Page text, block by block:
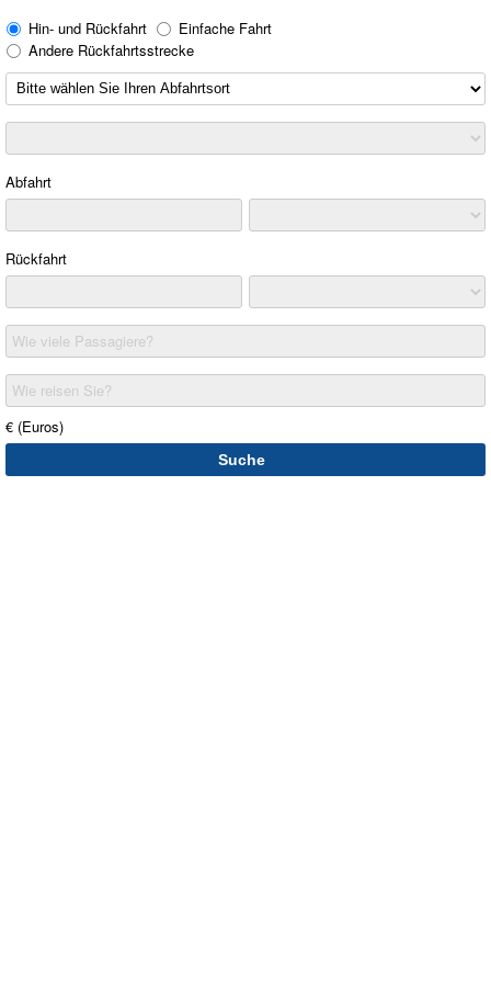
Hin- und Rückfahrt
Einfache Fahrt
Andere Rückfahrtsstrecke
Abfahrt
Rückfahrt
Wie viele Passagiere?
Wie reisen Sie?
€ (Euros)
Suche